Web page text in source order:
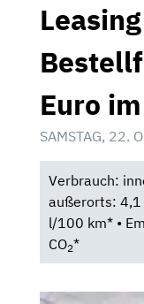
Euro
SAMSTAG, 22.
Verbrauch:
außerorts:
l/100 km* •
CO2*